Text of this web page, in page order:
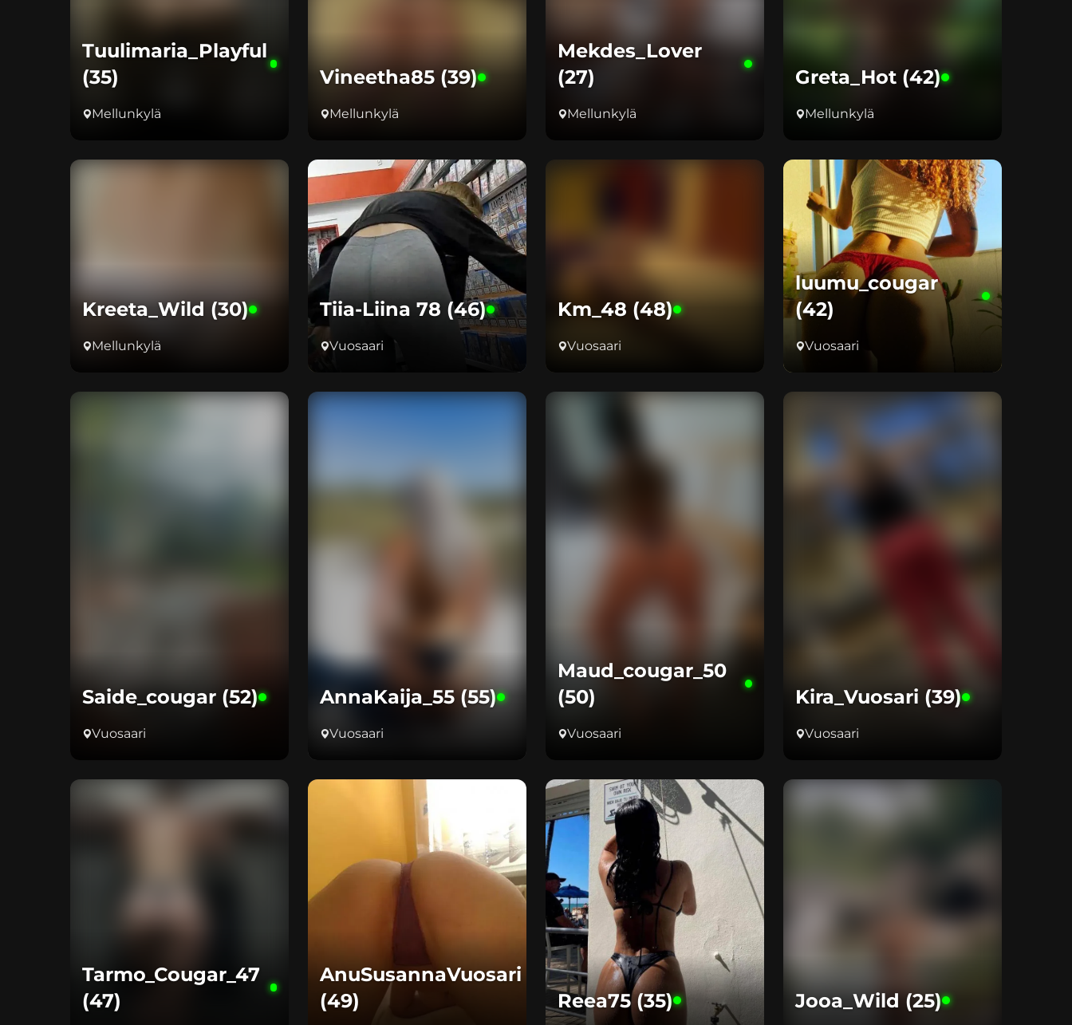
Tuulimaria_Playful
(35)
Mellunkylä
Vineetha85 (39)
Mellunkylä
Mekdes_Lover
(27)
Mellunkylä
Greta_Hot (42)
Mellunkylä
Kreeta_Wild (30)
Mellunkylä
Tiia-Liina 78 (46)
Vuosaari
Km_48 (48)
Vuosaari
luumu_cougar
(42)
Vuosaari
Saide_cougar (52)
Vuosaari
AnnaKaija_55 (55)
Vuosaari
Maud_cougar_50
(50)
Vuosaari
Kira_Vuosari (39)
Vuosaari
Tarmo_Cougar_47
(47)
AnuSusannaVuosari
(49)
Reea75 (35) Jooa_Wild (25)